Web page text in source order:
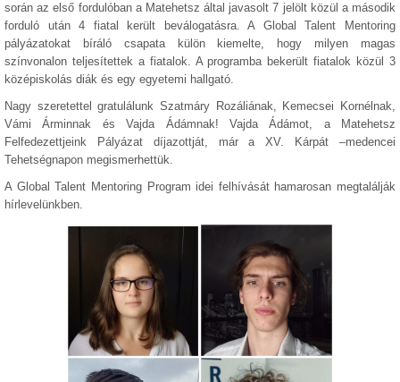
során az első fordulóban a Matehetsz által javasolt 7 jelölt közül a második
forduló után 4 fiatal került beválogatásra. A Global Talent Mentoring
pályázatokat bíráló csapata külön kiemelte, hogy milyen magas
színvonalon teljesítettek a fiatalok. A programba bekerült fiatalok közül 3
középiskolás diák és egy egyetemi hallgató.
Nagy szeretettel gratulálunk Szatmáry Rozáliának, Kemecsei Kornélnak,
Vámi Árminnak és Vajda Ádámnak! Vajda Ádámot, a Matehetsz
Felfedezettjeink Pályázat díjazottját, már a XV. Kárpát –medencei
Tehetségnapon megismerhettük.
A Global Talent Mentoring Program idei felhívását hamarosan megtalálják
hírlevelünkben.